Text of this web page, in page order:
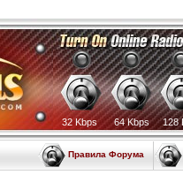
32 Kbps 64 Kbps 128
Правила Форума